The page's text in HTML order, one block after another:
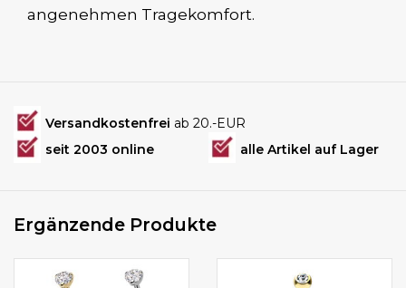
angenehmen Tragekomfort.
Versandkostenfrei ab 20.-EUR
seit 2003 online
alle Artikel auf Lager
Ergänzende Produkte